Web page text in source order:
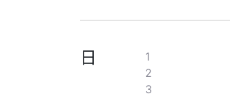
日
1
2
3